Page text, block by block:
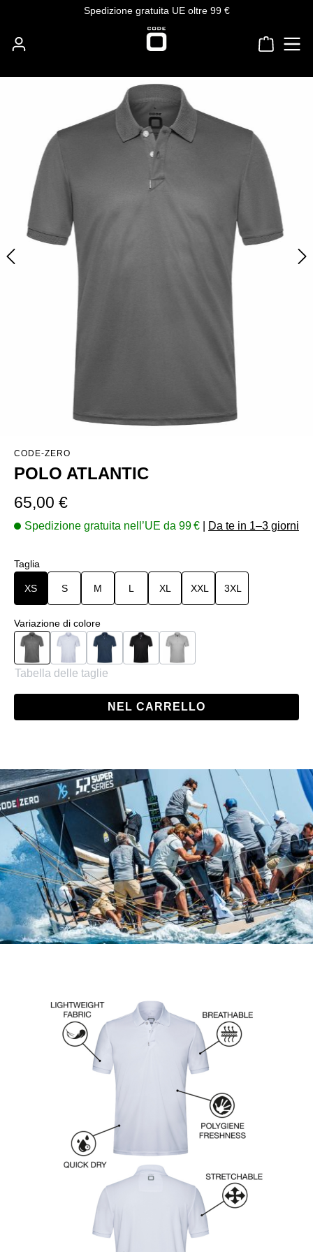
Passa al contenuto principaleSpedizione gratuita UE oltre 99 €
Il
Salta la galleria di immagini
CODE-ZERO
POLO ATLANTIC
Prezzo normale:
65,00 €
Spedizione gratuita nell’UE da 99 € Da te in 1–3 giorni
Seleziona
Taglia
XS S M L XL XXL 3XL
Seleziona
Variazione di colore
CharcoalWhite Navy Black Grey
Tabella delle taglie
NEL CARRELLO